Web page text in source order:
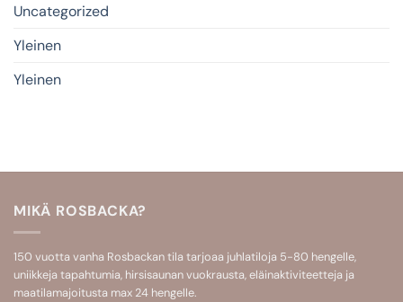
Uncategorized
Yleinen
Yleinen
MIKÄ ROSBACKA?
150 vuotta vanha Rosbackan tila tarjoaa juhlatiloja 5-80 hengelle,
uniikkeja tapahtumia, hirsisaunanvuokrausta,eläinaktiviteetteja ja
maatilamajoitusta max 24 hengelle.